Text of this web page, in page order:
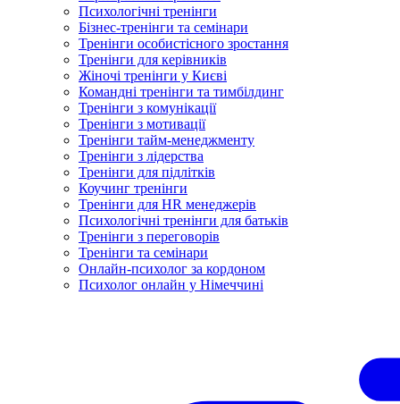
Психологічні тренінги
Бізнес-тренінги та семінари
Тренінги особистісного зростання
Тренінги для керівників
Жіночі тренінги у Києві
Командні тренінги та тимбілдинг
Тренінги з комунікації
Тренінги з мотивації
Тренінги тайм-менеджменту
Тренінги з лідерства
Тренінги для підлітків
Коучинг тренінги
Тренінги для HR менеджерів
Психологічні тренінги для батьків
Тренінги з переговорів
Тренінги та семінари
Онлайн-психолог за кордоном
Психолог онлайн у Німеччині